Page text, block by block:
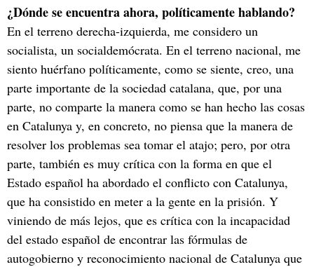
¿Dónde se encuentra ahora, políticamente hablando?
En el terreno derecha-izquierda, me considero un
socialista, un socialdemócrata. En el terreno nacional, me
siento huérfano políticamente, como se siente, creo, una
parte importante de la sociedad catalana, que, por una
parte, no comparte la manera como se han hecho las cosas
en Catalunya y, en concreto, no piensa que la manera de
resolver los problemas sea tomar el atajo; pero, por otra
parte, también es muy crítica con la forma en que el
Estado español ha abordado el conflicto con Catalunya,
que ha consistido en meter a la gente en la prisión. Y
viniendo de más lejos, que es crítica con la incapacidad
del estado español de encontrar las fórmulas de
autogobierno y reconocimiento nacional de Catalunya que